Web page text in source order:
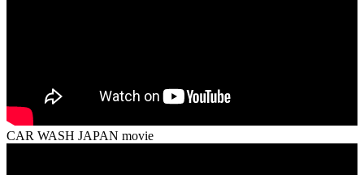
CAR WASH JAPAN movie